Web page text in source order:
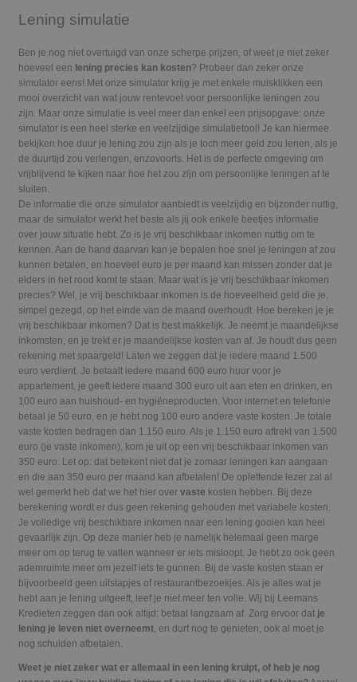
Lening simulatie
Ben je nog niet overtuigd van onze scherpe prijzen, of weet je niet zeker
hoeveel een lening precies kan kosten? Probeer dan zeker onze
simulator eens! Met onze simulator krijg je met enkele muisklikken een
mooi overzicht van wat jouw rentevoet voor persoonlijke leningen zou
zijn. Maar onze simulatie is veel meer dan enkel een prijsopgave: onze
simulator is een heel sterke en veelzijdige simulatietool! Je kan hiermee
bekijken hoe duur je lening zou zijn als je toch meer geld zou lenen, als je
de duurtijd zou verlengen, enzovoorts. Het is de perfecte omgeving om
vrijblijvend te kijken naar hoe het zou zijn om persoonlijke leningen af te
sluiten.
De informatie die onze simulator aanbiedt is veelzijdig en bijzonder nuttig,
maar de simulator werkt het beste als jij ook enkele beetjes informatie
over jouw situatie hebt. Zo is je vrij beschikbaar inkomen nuttig om te
kennen. Aan de hand daarvan kan je bepalen hoe snel je leningen af zou
kunnen betalen, en hoeveel euro je per maand kan missen zonder dat je
elders in het rood komt te staan. Maar wat is je vrij beschikbaar inkomen
precies? Wel, je vrij beschikbaar inkomen is de hoeveelheid geld die je,
simpel gezegd, op het einde van de maand overhoudt. Hoe bereken je je
vrij beschikbaar inkomen? Dat is best makkelijk. Je neemt je maandelijkse
inkomsten, en je trekt er je maandelijkse kosten van af. Je houdt dus geen
rekening met spaargeld! Laten we zeggen dat je iedere maand 1.500
euro verdient. Je betaalt iedere maand 600 euro huur voor je
appartement, je geeft iedere maand 300 euro uit aan eten en drinken, en
100 euro aan huishoud- en hygiëneproducten. Voor internet en telefonie
betaal je 50 euro, en je hebt nog 100 euro andere vaste kosten. Je totale
vaste kosten bedragen dan 1.150 euro. Als je 1.150 euro aftrekt van 1.500
euro (je vaste inkomen), kom je uit op een vrij beschikbaar inkomen van
350 euro. Let op: dat betekent niet dat je zomaar leningen kan aangaan
en die aan 350 euro per maand kan afbetalen! De oplettende lezer zal al
wel gemerkt heb dat we het hier over vaste kosten hebben. Bij deze
berekening wordt er dus geen rekening gehouden met variabele kosten.
Je volledige vrij beschikbare inkomen naar een lening gooien kan heel
gevaarlijk zijn. Op deze manier heb je namelijk helemaal geen marge
meer om op terug te vallen wanneer er iets misloopt. Je hebt zo ook geen
ademruimte meer om jezelf iets te gunnen. Bij de vaste kosten staan er
bijvoorbeeld geen uitstapjes of restaurantbezoekjes. Als je alles wat je
hebt aan je lening uitgeeft, leef je niet meer ten volle. Wij bij Leemans
Kredieten zeggen dan ook altijd: betaal langzaam af. Zorg ervoor dat je
lening je leven niet overneemt, en durf nog te genieten, ook al moet je
nog schulden afbetalen.
Weet je niet zeker wat er allemaal in een lening kruipt, of heb je nog